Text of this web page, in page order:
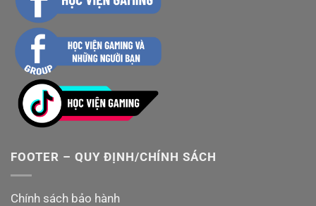
FOOTER – QUY ĐỊNH/CHÍNH SÁCH
Chính sách bảo hành